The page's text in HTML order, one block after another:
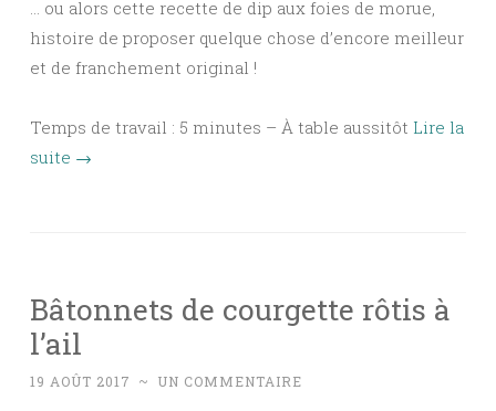
… ou alors cette recette de dip aux foies de morue,
histoire de proposer quelque chose d’encore meilleur
et de franchement original !
Temps de travail : 5 minutes – À table aussitôt Lire la
suite →
Bâtonnets de courgette rôtis à
l’ail
19 AOÛT 2017 ~ UN COMMENTAIRE